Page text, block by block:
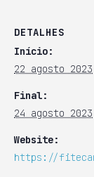
DETALHES
Início:
22 agosto 2023
Final:
24 agosto 2023
Website:
https://